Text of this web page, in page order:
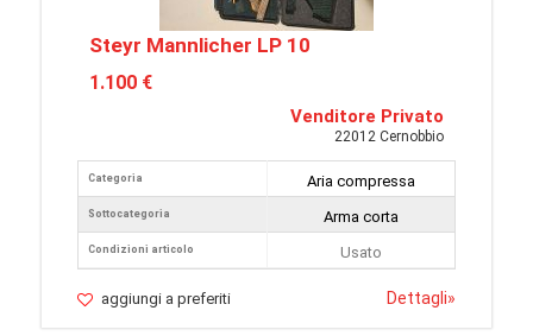
Steyr Mannlicher LP 10
1.100 €
Venditore Privato
22012 Cernobbio
Categoria
Sottocategoria
Condizioni articolo
Aria compressa
Arma corta
Usato
aggiungi a preferiti Dettagli»